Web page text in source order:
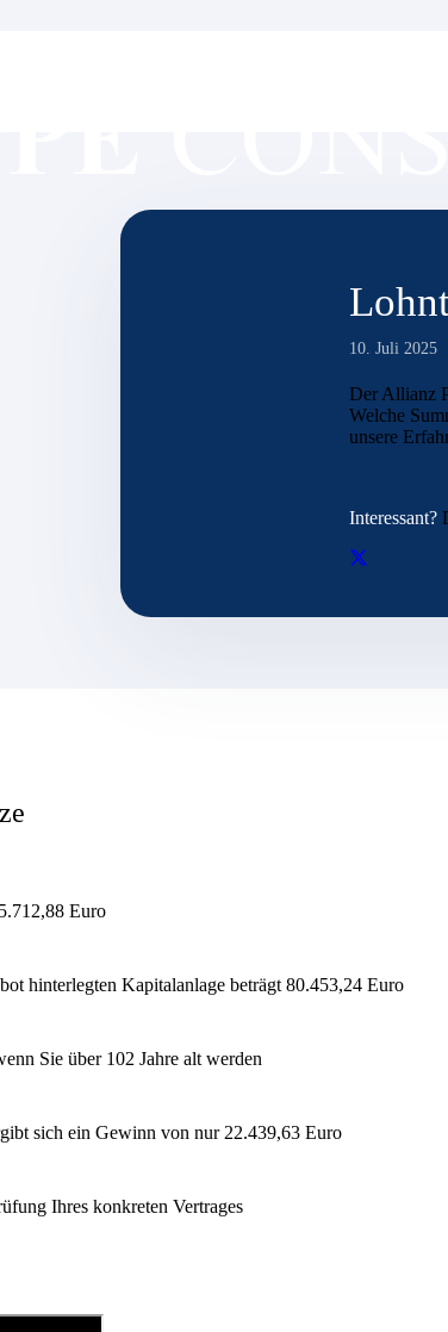
10. Juli 2025
Der Allianz
Welche
unsere
Interessant?
Euro
hinterlegten Kapitalanlage beträgt 80.453,24 Euro
Sie über 102 Jahre alt werden
sich ein Gewinn von nur 22.439,63 Euro
Ihres konkreten Vertrages